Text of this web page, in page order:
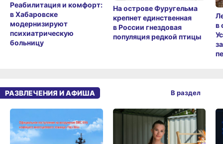
Реабилитация и комфорт:
в Хабаровске
модернизируют
психиатрическую
больницу
На острове Фуругельма
крепнет единственная
в России гнездовая
популяция редкой птицы
в
РАЗВЛЕЧЕНИЯ И АФИША В раздел